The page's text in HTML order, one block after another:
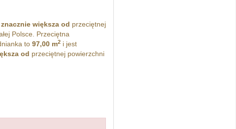
znacznie większa od przeciętnej
Polsce. Przeciętna
to 97,00 m2i jest
od przeciętnej powierzchni